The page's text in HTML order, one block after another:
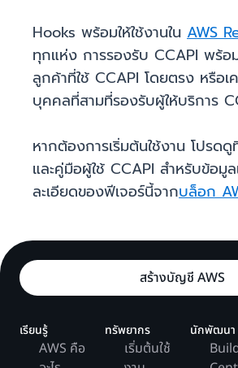
Hooks พร้อมให้ใช้งานใน AWS
ทุกแห่ง การรองรับ CCAPI พร้อ
ลูกค้าที่ใช้ CCAPI โดยตรง หรือ
บุคคลที่สามที่รองรับผู้ให้บริการ
หากต้องการเริ่มต้นใช้งาน โปรด
และคู่มือผู้ใช้ CCAPI สำหรับข้อมูล
ละเอียดของฟีเจอร์นี้จากบล็อก
สร้างบัญชี AWS
เรียนรู้
AWS คือ
ทรัพยากร
เริ่มต้นใช้
นักพัฒนา